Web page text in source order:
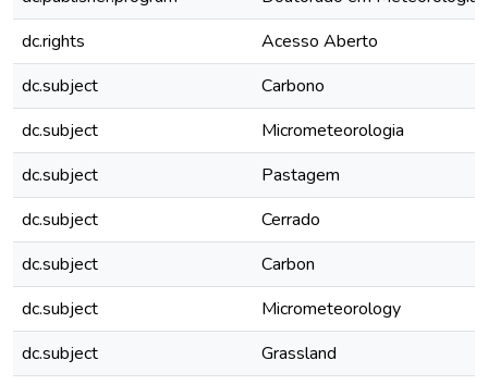
dc.rights
Acesso Aberto
dc.subject
Carbono
dc.subject
Micrometeorologia
dc.subject
Pastagem
dc.subject
Cerrado
dc.subject
Carbon
dc.subject
Micrometeorology
dc.subject
Grassland